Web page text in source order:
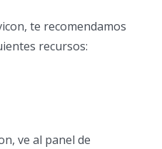
te recomendamos
recursos:
ve al panel de